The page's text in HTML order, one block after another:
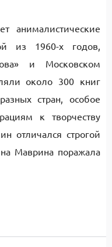
анималистические
из 1960-х годов,
и Московском
около 300 книг
стран, особое
к творчеству
отличался строгой
Маврина поражала